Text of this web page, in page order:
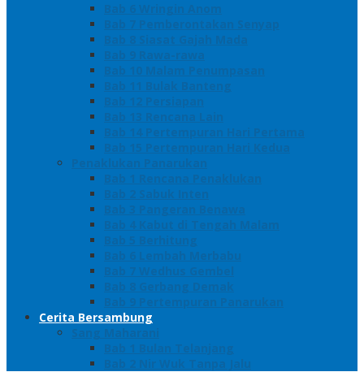
Bab 6 Wringin Anom
Bab 7 Pemberontakan Senyap
Bab 8 Siasat Gajah Mada
Bab 9 Rawa-rawa
Bab 10 Malam Penumpasan
Bab 11 Bulak Banteng
Bab 12 Persiapan
Bab 13 Rencana Lain
Bab 14 Pertempuran Hari Pertama
Bab 15 Pertempuran Hari Kedua
Penaklukan Panarukan
Bab 1 Rencana Penaklukan
Bab 2 Sabuk Inten
Bab 3 Pangeran Benawa
Bab 4 Kabut di Tengah Malam
Bab 5 Berhitung
Bab 6 Lembah Merbabu
Bab 7 Wedhus Gembel
Bab 8 Gerbang Demak
Bab 9 Pertempuran Panarukan
Cerita Bersambung
Sang Maharani
Bab 1 Bulan Telanjang
Bab 2 Nir Wuk Tanpa Jalu